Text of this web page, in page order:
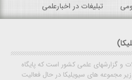
تبلیغات در اخبارعلمی
و گزارشهای علمی کشور است که پایگاه
مجموعه های سیویلیکا در حال فعالیت